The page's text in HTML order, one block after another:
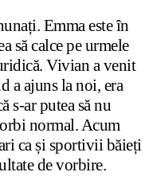
Emma este în
să calce pe urmele
Vivian a venit
a ajuns la noi, era
s-ar putea să nu
normal. Acum
ca și sportivii băieți
de vorbire.